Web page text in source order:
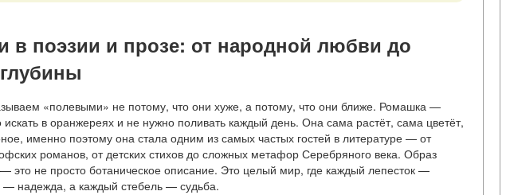
в поэзии и прозе: от народной любви до
«полевыми» не потому, что они хуже, а потому, что они ближе. Ромашка —
в оранжереях и не нужно поливать каждый день. Она сама растёт, сама цветёт,
именно поэтому она стала одним из самых частых гостей в литературе — от
романов, от детских стихов до сложных метафор Серебряного века. Образ
это не просто ботаническое описание. Это целый мир, где каждый лепесток —
— надежда, а каждый стебель — судьба.